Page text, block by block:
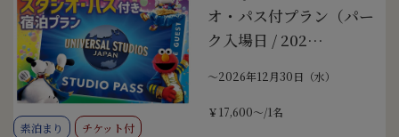
オ・パス付プラン（パー
ク入場日 / 202…
〜2026年12月30日（水）
￥17,600～/1名
素泊まり
チケット付